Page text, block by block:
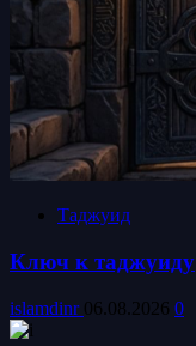
Таджуид
Ключ к таджуиду
islamdinr 06.08.2026 0